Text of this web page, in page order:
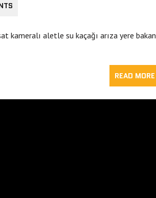
kameralı aletle su kaçağı arıza yere bakan
READ MORE